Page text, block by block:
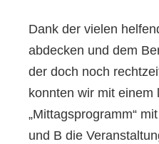
Dank der vielen
abdecken und dem
der doch noch
konnten wir mit einem
„Mittagsprogramm“
und B die